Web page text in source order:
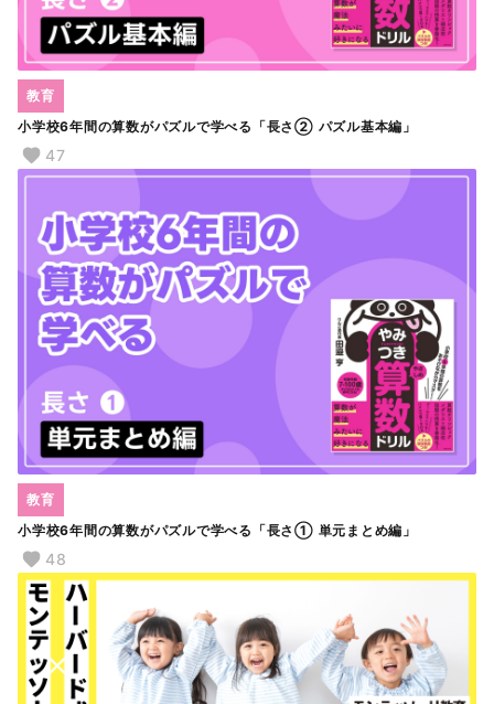
小学校6年間の算数がパズルで学べる「長さ② パズル基本編」
教育
47
小学校6年間の算数がパズルで学べる「長さ① 単元まとめ編」
教育
48